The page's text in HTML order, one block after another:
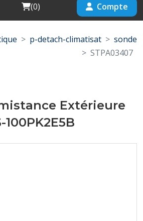
Cart
(0) Compte
p-detach-climatisat
sonde
STPA03407
Extérieure